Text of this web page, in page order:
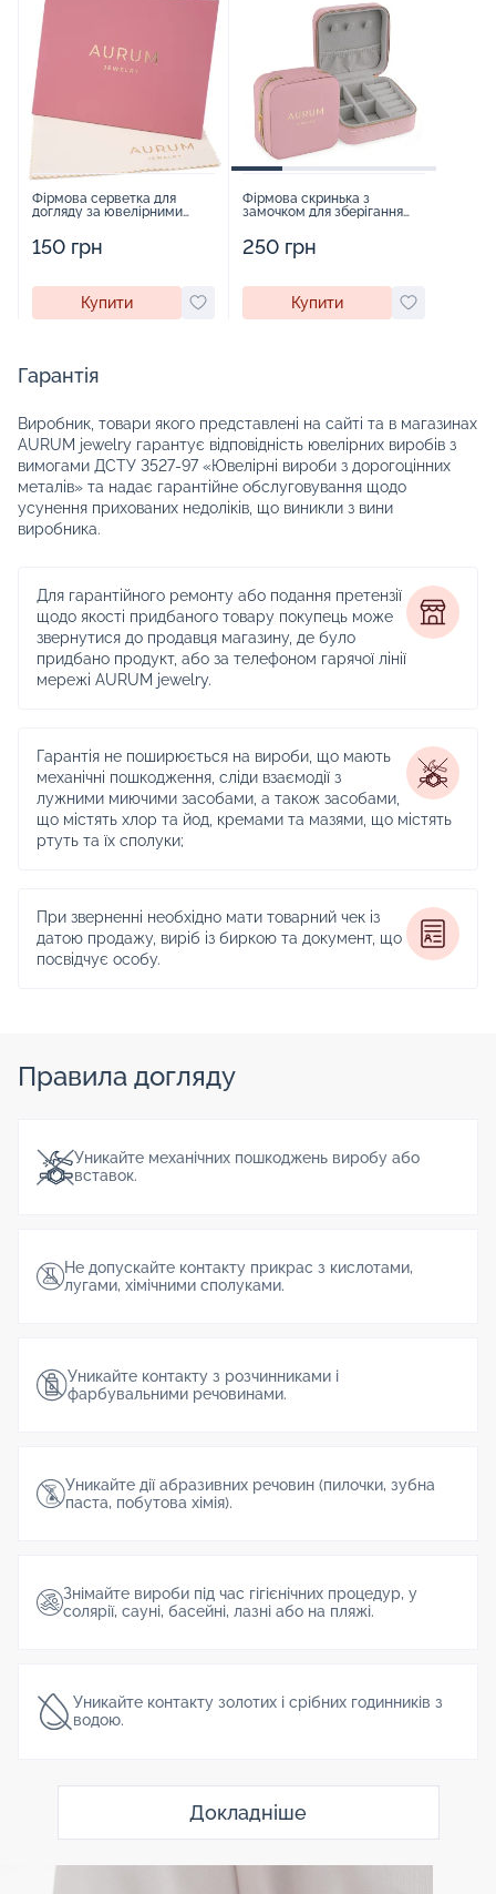
Фірмова серветка для
догляду за ювелірними
150 грн
Купити
Фірмова скринька з
замочком для зберігання
250 грн
Купити
Гарантія
Виробник, товари якого представлені на сайті та в магазинах
AURUM jewelry гарантує відповідність ювелірних виробів з
вимогами ДСТУ 3527-97 «Ювелірні вироби з дорогоцінних
металів» та надає гарантійне обслуговування щодо
усунення прихованих недоліків, що виникли з вини
виробника.
Для гарантійного ремонту або подання претензії
щодо якості придбаного товару покупець може
звернутися до продавця магазину, де було
придбано продукт, або за телефоном гарячої лінії
мережі AURUM jewelry.
Гарантія не поширюється на вироби, що мають
механічні пошкодження, сліди взаємодії з
лужними миючими засобами, а також засобами,
що містять хлор та йод, кремами та мазями, що містять
ртуть та їх сполуки;
При зверненні необхідно мати товарний чек із
датою продажу, виріб із биркою та документ, що
посвідчує особу.
Правила догляду
Уникайте механічних пошкоджень виробу або
вставок.
Не допускайте контакту прикрас з кислотами,
лугами, хімічними сполуками.
Уникайте контакту з розчинниками і
фарбувальними речовинами.
Уникайте дії абразивних речовин (пилочки, зубна
паста, побутова хімія).
Знімайте вироби під час гігієнічних процедур, у
солярії, сауні, басейні, лазні або на пляжі.
Уникайте контакту золотих і срібних годинників з
водою.
Докладніше